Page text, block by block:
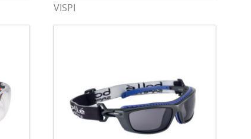
VISPI